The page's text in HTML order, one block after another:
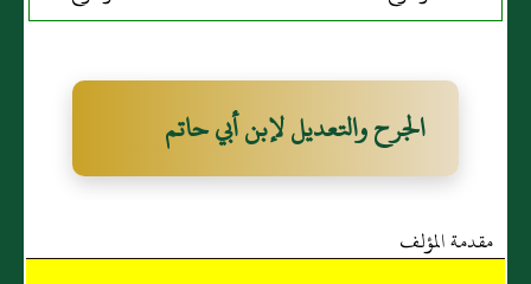
الجرح والتعديل لإبن أبي حاتم
مقدمة المؤلف